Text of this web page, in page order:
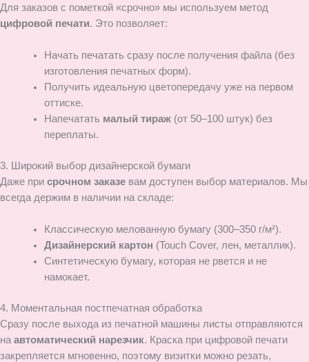
Для заказов с пометкой «срочно» мы используем метод
цифровой печати. Это позволяет:
Начать печатать сразу после получения файла (без
изготовления печатных форм).
Получить идеальную цветопередачу уже на первом
оттиске.
Напечатать малый тираж(от 50–100 штук) без
переплаты.
3. Широкий выбор дизайнерской бумаги
Даже при срочном заказе вам доступен выбор материалов. Мы
всегда держим в наличии на складе:
Классическую мелованную бумагу (300–350 г/м²).
Дизайнерский картон (Touch Cover, лен, металлик).
Синтетическую бумагу, которая не рвется и не
намокает.
4. Моментальная постпечатная обработка
Сразу после выхода из печатной машины листы отправляются
на автоматический нарезчик. Краска при цифровой печати
закрепляется мгновенно, поэтому визитки можно резать,